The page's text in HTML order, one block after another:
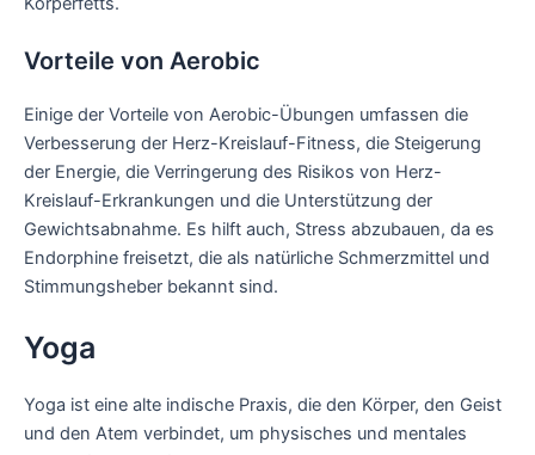
Vorteile von Aerobic
Einige der Vorteile von Aerobic-Übungen umfassen die
Verbesserung der Herz-Kreislauf-Fitness, die Steigerung
der Energie, die Verringerung des Risikos von Herz-
Kreislauf-Erkrankungen und die Unterstützung der
Gewichtsabnahme. Es hilft auch, Stress abzubauen, da es
Endorphine freisetzt, die als natürliche Schmerzmittel und
Stimmungsheber bekannt sind.
Yoga
Yoga ist eine alte indische Praxis, die den Körper, den Geist
und den Atem verbindet, um physisches und mentales